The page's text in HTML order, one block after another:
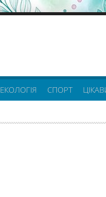
ЕКОЛОГІЯ СПОРТ